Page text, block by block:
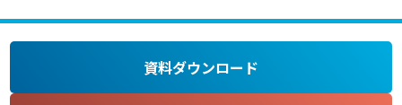
資料ダウンロード